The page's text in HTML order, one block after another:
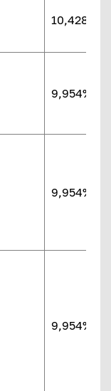
10,428%
9,954%
9,954%
9,954%